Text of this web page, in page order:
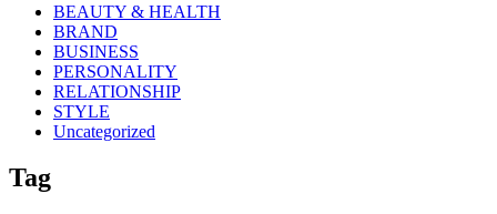
BEAUTY & HEALTH
BRAND
BUSINESS
PERSONALITY
RELATIONSHIP
STYLE
Uncategorized
Tag